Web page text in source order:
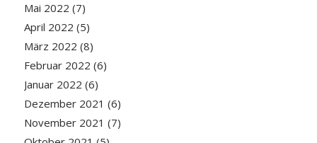
Mai 2022 (7)
April 2022 (5)
März 2022 (8)
Februar 2022 (6)
Januar 2022 (6)
Dezember 2021 (6)
November 2021 (7)